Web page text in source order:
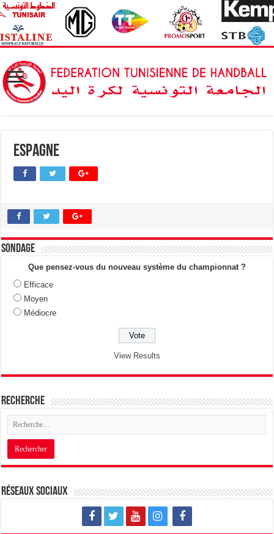
Espagne
Sondage
Que pensez-vous du nouveau système du championnat ?
Efficace
Moyen
Médiocre
View Results
Recherche
Réseaux sociaux